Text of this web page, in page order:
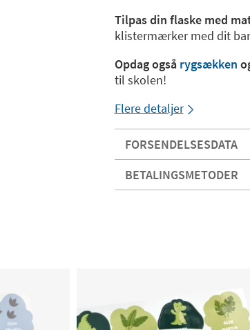
Tilpas din flaske med
klistermærker med dit
Opdag også rygsækken
til skolen!
Flere detaljer
FORSENDELSESDATA
BETALINGSMETODER